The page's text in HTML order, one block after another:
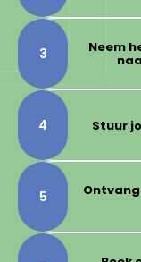
Neem
3
Stuur
4
5